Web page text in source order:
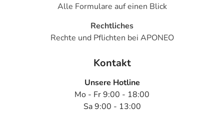
Alle Formulare auf einen Blick
Rechtliches
Rechte und Pflichten bei APONEO
Kontakt
Unsere Hotline
Mo - Fr 9:00 - 18:00
Sa 9:00 - 13:00